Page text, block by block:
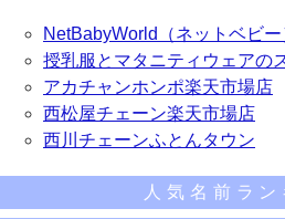
NetBabyWorld（ネットベビー
授乳服とマタニティウェアの
アカチャンホンポ楽天市場店
西松屋チェーン楽天市場店
西川チェーンふとんタウン
人気名前ラン